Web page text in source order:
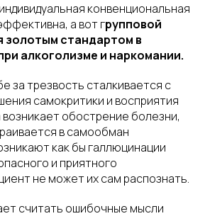
конвенциональная
а вот групповой
золотым стандартом в
алкоголизме и наркомании.
за трезвость сталкивается с
самокритики и восприятия
возникает обострение болезни,
в самообман
как бы галлюцинации
и приятного
не может их сам распознать.
считать ошибочные мысли